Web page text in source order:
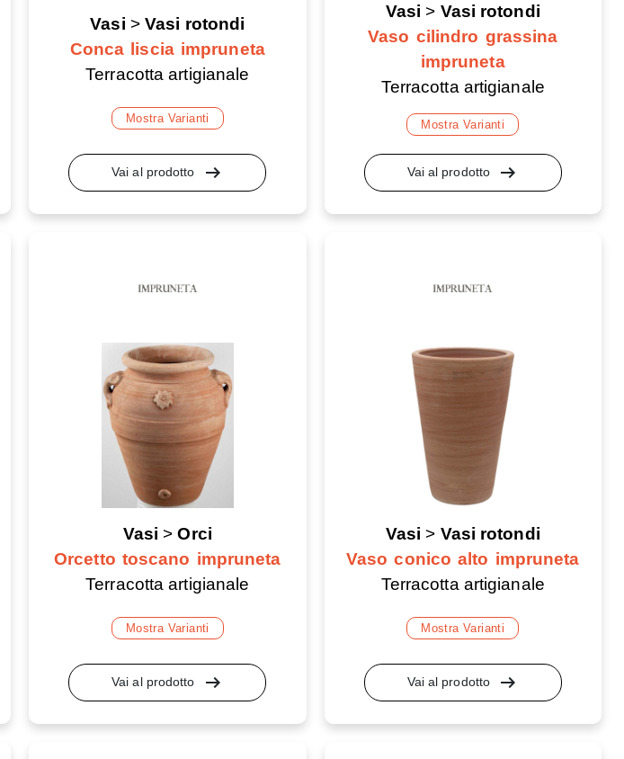
Vasi > Vasi rotondi
Conca liscia impruneta
Terracotta artigianale
Mostra Varianti
Vai al prodotto arrow_right_alt
Vasi > Vasi rotondi
Vaso cilindro grassina
impruneta
Terracotta artigianale
Mostra Varianti
Vai al prodotto arrow_right_alt
Vasi >Orci
Orcetto toscano impruneta
Terracotta artigianale
Mostra Varianti
Vai al prodotto arrow_right_alt
Vasi > Vasi rotondi
Vaso conico alto impruneta
Terracotta artigianale
Mostra Varianti
Vai al prodotto arrow_right_alt